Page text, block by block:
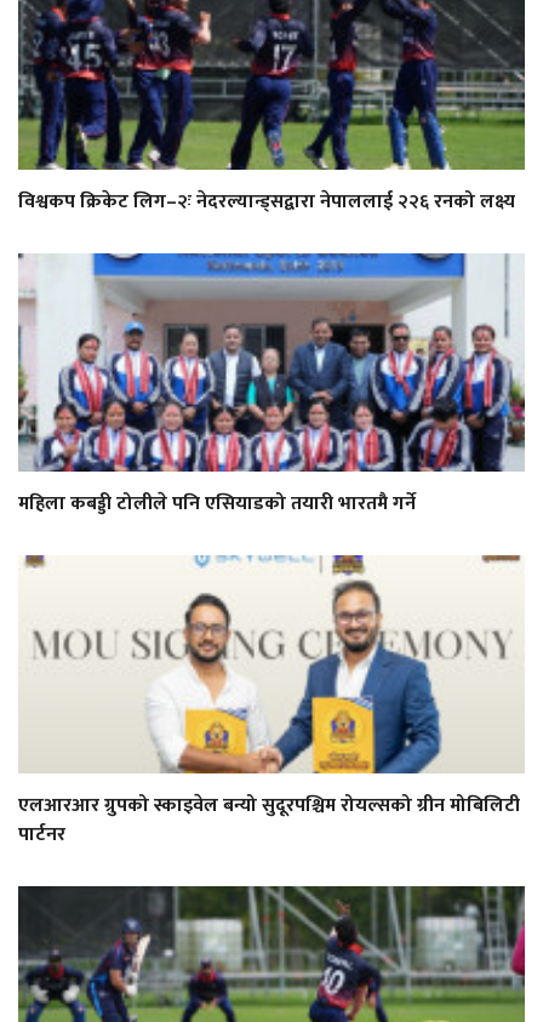
विश्वकप क्रिकेट लिग–२ः नेदरल्यान्ड्सद्वारा नेपाललाई २२६ रनको लक्ष्य
महिला कबड्डी टोलीले पनि एसियाडको तयारी भारतमै गर्ने
एलआरआर ग्रुपको स्काइवेल बन्यो सुदूरपश्चिम रोयल्सको ग्रीन मोबिलिटी
पार्टनर